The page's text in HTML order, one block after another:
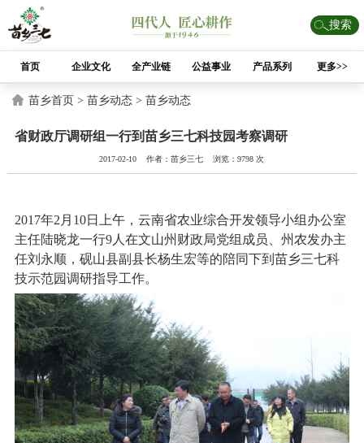
搜索
首页 企业文化 全产业链 公益事业 产品系列 更多>>
苗乡首页 > 苗乡动态 > 苗乡动态
省财政厅调研组一行到苗乡三七科技园考察调研
2017-02-10 作者：苗乡三七 浏览：9798 次
2017年2月10日上午，云南省农业综合开发领导小组办公室
主任陆晓龙一行9人在文山州财政局党组成员、州农发办主
任刘永顺，砚山县副县长杨生宏等的陪同下到苗乡三七科
技示范园调研指导工作。